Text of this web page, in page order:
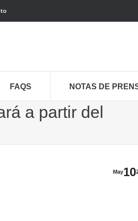
FAQS NOTAS DE
a partir del
May10